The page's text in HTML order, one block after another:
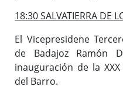
18:30 SALVATIERRA DE
El Vicepresidene
de Badajoz Ramón
inauguración de la
del Barro.